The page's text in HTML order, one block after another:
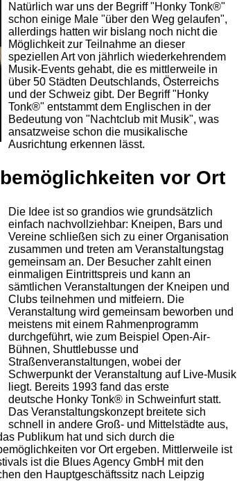
Natürlich war uns der Begriff "Honky Tonk®"
schon einige Male "über den Weg gelaufen",
allerdings hatten wir bislang noch nicht die
Möglichkeit zur Teilnahme an dieser
speziellen Art von jährlich wiederkehrendem
Musik-Events gehabt, die es mittlerweile in
über 50 Städten Deutschlands, Österreichs
und der Schweiz gibt. Der Begriff "Honky
Tonk®" entstammt dem Englischen in der
Bedeutung von "Nachtclub mit Musik", was
ansatzweise schon die musikalische
Ausrichtung erkennen lässt.
vor Ort
Die Idee ist so grandios wie grundsätzlich
einfach nachvollziehbar: Kneipen, Bars und
Vereine schließen sich zu einer Organisation
zusammen und treten am Veranstaltungstag
gemeinsam an. Der Besucher zahlt einen
einmaligen Eintrittspreis und kann an
sämtlichen Veranstaltungen der Kneipen und
Clubs teilnehmen und mitfeiern. Die
Veranstaltung wird gemeinsam beworben und
meistens mit einem Rahmenprogramm
durchgeführt, wie zum Beispiel Open-Air-
Bühnen, Shuttlebusse und
Straßenveranstaltungen, wobei der
Schwerpunkt der Veranstaltung auf Live-Musik
liegt. Bereits 1993 fand das erste
deutsche Honky Tonk® in Schweinfurt statt.
Das Veranstaltungskonzept breitete sich
schnell in andere Groß- und Mittelstädte aus,
Publikum hat und sich durch die
vor Ort ergeben. Mittlerweile ist
ist die Blues Agency GmbH mit den
den Hauptgeschäftssitz nach Leipzig